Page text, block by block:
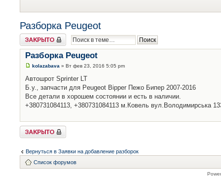
Разборка Peugeot
Закрыто
Разборка Peugeot
kolazabava » Вт фев 23, 2016 5:05 pm
Автошрот Sprinter LT
Б.у., запчасти для Peugeot Bipper Пежо Бипер 2007-2016
Все детали в хорошем состоянии и есть в наличии.
+380731084113, +380731084113 м.Ковель вул.Володимирська
Закрыто
Вернуться в Заявки на добавление разборок
Список форумов